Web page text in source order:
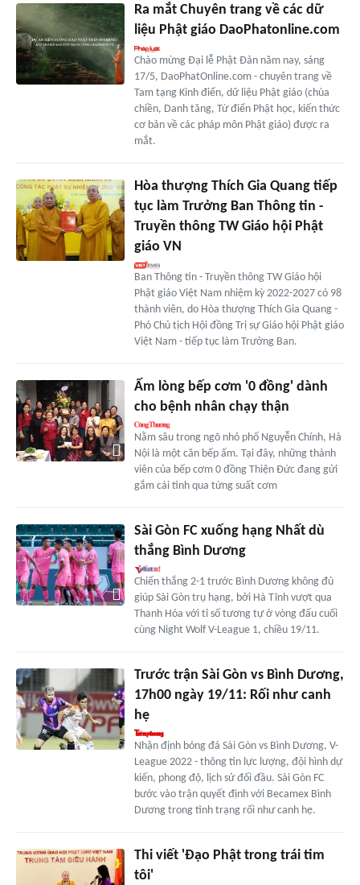
Ra mắt Chuyên trang về các dữ
liệu Phật giáo DaoPhatonline.com
Chào mừng Đại lễ Phật Đản năm nay, sáng
17/5, DaoPhatOnline.com - chuyên trang về
Tam tạng Kinh điển, dữ liệu Phật giáo (chùa
chiền, Danh tăng, Từ điển Phật học, kiến thức
cơ bản về các pháp môn Phật giáo) được ra
mắt.
Hòa thượng Thích Gia Quang tiếp
tục làm Trưởng Ban Thông tin -
Truyền thông TW Giáo hội Phật
giáo VN
Ban Thông tin - Truyền thông TW Giáo hội
Phật giáo Việt Nam nhiệm kỳ 2022-2027 có 98
thành viên, do Hòa thượng Thích Gia Quang -
Phó Chủ tịch Hội đồng Trị sự Giáo hội Phật giáo
Việt Nam - tiếp tục làm Trưởng Ban.
Ấm lòng bếp cơm '0 đồng' dành
cho bệnh nhân chạy thận
Nằm sâu trong ngõ nhỏ phố Nguyễn Chính, Hà
Nội là một căn bếp ấm. Tại đây, những thành
viên của bếp cơm 0 đồng Thiện Đức đang gửi
gắm cái tình qua từng suất cơm
Sài Gòn FC xuống hạng Nhất dù
thắng Bình Dương
Chiến thắng 2-1 trước Bình Dương không đủ
giúp Sài Gòn trụ hạng, bởi Hà Tĩnh vượt qua
Thanh Hóa với tỉ số tương tự ở vòng đấu cuối
cùng Night Wolf V-League 1, chiều 19/11.
Trước trận Sài Gòn vs Bình Dương,
17h00 ngày 19/11: Rối như canh
hẹ
Nhận định bóng đá Sài Gòn vs Bình Dương, V-
League 2022 - thông tin lực lượng, đội hình dự
kiến, phong độ, lịch sử đối đầu. Sài Gòn FC
bước vào trận quyết định với Becamex Bình
Dương trong tình trạng rối như canh hẹ.
Thi viết 'Đạo Phật trong trái tim
tôi'